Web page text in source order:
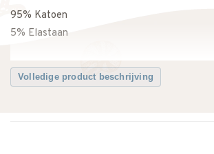
95% Katoen
5% Elastaan
Volledige product beschrijving